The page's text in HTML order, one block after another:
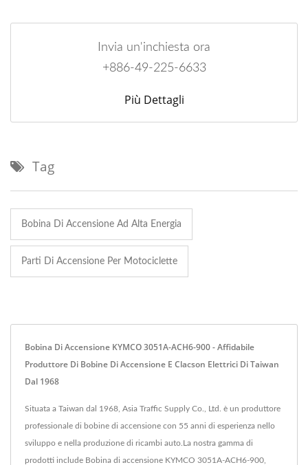
Invia un'inchiesta ora
+886-49-225-6633
Più Dettagli
Tag
Bobina Di Accensione Ad Alta Energia
Parti Di Accensione Per Motociclette
Bobina Di Accensione KYMCO 3051A-ACH6-900 - Affidabile
Produttore Di Bobine Di Accensione E Clacson Elettrici Di Taiwan
Dal 1968
Situata a Taiwan dal 1968, Asia Traffic Supply Co., Ltd. è un produttore
professionale di bobine di accensione con 55 anni di esperienza nello
sviluppo e nella produzione di ricambi auto.La nostra gamma di
prodotti include Bobina di accensione KYMCO 3051A-ACH6-900,